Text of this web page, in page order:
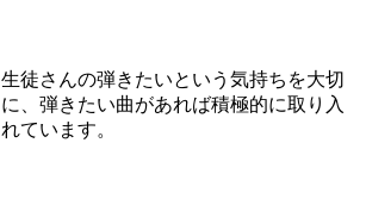
生徒さんの弾きたいという気持ちを大切
に、弾きたい曲があれば積極的に取り入
れています。